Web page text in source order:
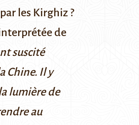
les Kirghiz ?
de
suscité
Chine. Il y
lumière de
au